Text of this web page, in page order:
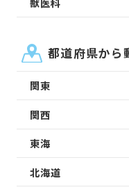
都道府県から
関東
関西
東海
北海道